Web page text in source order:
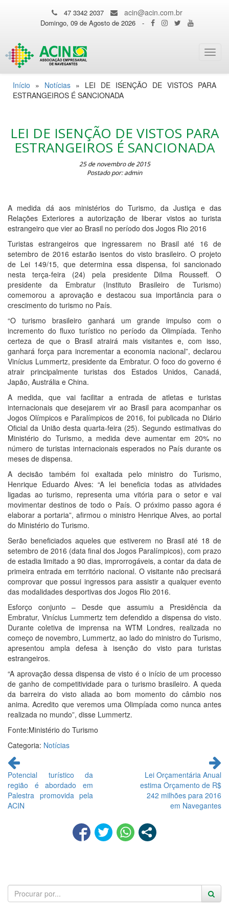
47 3342 2037 acin@acin.com.br
Domingo, 09 de Agosto de 2026 -
Início » Notícias » LEI DE ISENÇÃO DE VISTOS PARA
ESTRANGEIROS É SANCIONADA
LEI DE ISENÇÃO DE VISTOS PARA
ESTRANGEIROS É SANCIONADA
25 de novembro de 2015
Postado por: admin
A medida dá aos ministérios do Turismo, da Justiça e das
Relações Exteriores a autorização de liberar vistos ao turista
estrangeiro que vier ao Brasil no período dos Jogos Rio 2016
Turistas estrangeiros que ingressarem no Brasil até 16 de
setembro de 2016 estarão isentos do visto brasileiro. O projeto
de Lei 149/15, que determina essa dispensa, foi sancionado
nesta terça-feira (24) pela presidente Dilma Rousseff. O
presidente da Embratur (Instituto Brasileiro de Turismo)
comemorou a aprovação e destacou sua importância para o
crescimento do turismo no País.
“O turismo brasileiro ganhará um grande impulso com o
incremento do fluxo turístico no período da Olimpíada. Tenho
certeza de que o Brasil atrairá mais visitantes e, com isso,
ganhará força para incrementar a economia nacional”, declarou
Vinícius Lummertz, presidente da Embratur. O foco do governo é
atrair principalmente turistas dos Estados Unidos, Canadá,
Japão, Austrália e China.
A medida, que vai facilitar a entrada de atletas e turistas
internacionais que desejarem vir ao Brasil para acompanhar os
Jogos Olímpicos e Paralímpicos de 2016, foi publicada no Diário
Oficial da União desta quarta-feira (25). Segundo estimativas do
Ministério do Turismo, a medida deve aumentar em 20% no
número de turistas internacionais esperados no País durante os
meses de dispensa.
A decisão também foi exaltada pelo ministro do Turismo,
Henrique Eduardo Alves: “A lei beneficia todas as atividades
ligadas ao turismo, representa uma vitória para o setor e vai
movimentar destinos de todo o País. O próximo passo agora é
elaborar a portaria”, afirmou o ministro Henrique Alves, ao portal
do Ministério do Turismo.
Serão beneficiados aqueles que estiverem no Brasil até 18 de
setembro de 2016 (data final dos Jogos Paralímpicos), com prazo
de estadia limitado a 90 dias, improrrogáveis, a contar da data de
primeira entrada em território nacional. O visitante não precisará
comprovar que possui ingressos para assistir a qualquer evento
das modalidades desportivas dos Jogos Rio 2016.
Esforço conjunto – Desde que assumiu a Presidência da
Embratur, Vinícius Lummertz tem defendido a dispensa do visto.
Durante coletiva de imprensa na WTM Londres, realizada no
começo de novembro, Lummertz, ao lado do ministro do Turismo,
apresentou ampla defesa à isenção do visto para turistas
estrangeiros.
“A aprovação dessa dispensa de visto é o início de um processo
de ganho de competitividade para o turismo brasileiro. A queda
da barreira do visto aliada ao bom momento do câmbio nos
anima. Acredito que veremos uma Olimpíada como nunca antes
realizada no mundo”, disse Lummertz.
Fonte:Ministério do Turismo
Categoria: Notícias
Continue
lendo
Potencial turístico da
região é abordado em
Palestra promovida pela
ACIN
Lei Orçamentária Anual
estima Orçamento de R$
242 milhões para 2016
em Navegantes